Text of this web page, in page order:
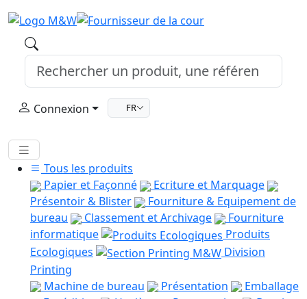
Connexion FR
Tous les produits
Papier et Façonné
Ecriture et Marquage
Présentoir & Blister
Fourniture & Equipement de
bureau
Classement et Archivage
Fourniture
informatique
Produits
Ecologiques
Division
Printing
Machine de bureau
Présentation
Emballage